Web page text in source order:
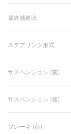
最終減速比
ステアリング形式
サスペンション (前)
サスペンション (後)
ブレーキ (前)